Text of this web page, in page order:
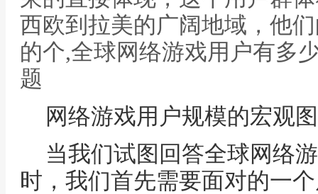
西欧到拉美的广阔地域，他
的个,全球网络游戏用户有多
题
网络游戏用户规模的宏观
当我们试图回答全球网络
时，我们首先需要面对的一